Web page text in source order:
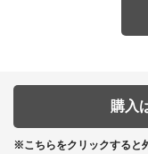
購入
※こちらをクリックすると